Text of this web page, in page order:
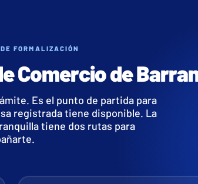
FORMALIZACIÓN
Comercio de
Es el punto de partida para
registrada tiene disponible. La
tiene dos rutas para